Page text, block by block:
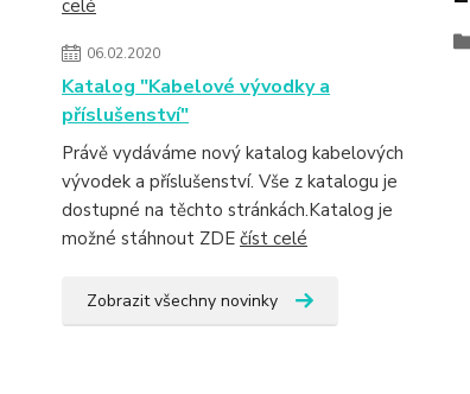
celé
06.02.2020
Katalog "Kabelové vývodky a
příslušenství"
Právě vydáváme nový katalog kabelových
vývodek a příslušenství. Vše z katalogu je
dostupné na těchto stránkách.Katalog je
možné stáhnout ZDE číst celé
Zobrazit všechny novinky